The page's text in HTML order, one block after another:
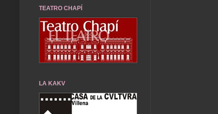
TEATRO CHAPÍ
LA KAKV